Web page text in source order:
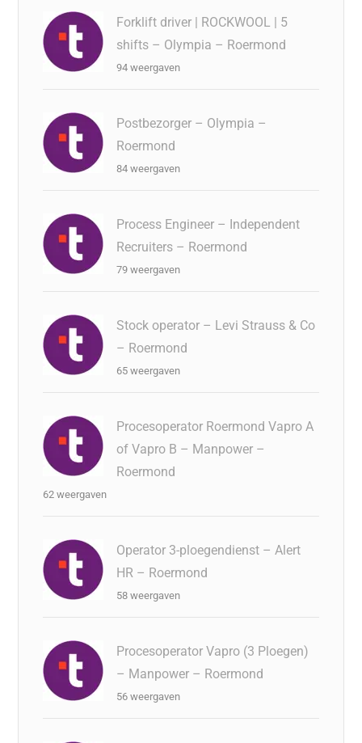
Forklift driver | ROCKWOOL | 5
shifts – Olympia – Roermond
94 weergaven
Postbezorger – Olympia –
Roermond
84 weergaven
Process Engineer – Independent
Recruiters – Roermond
79 weergaven
Stock operator – Levi Strauss & Co
– Roermond
65 weergaven
Procesoperator Roermond Vapro A
of Vapro B – Manpower –
Roermond
62 weergaven
Operator 3-ploegendienst – Alert
HR – Roermond
58 weergaven
Procesoperator Vapro (3 Ploegen)
– Manpower – Roermond
56 weergaven